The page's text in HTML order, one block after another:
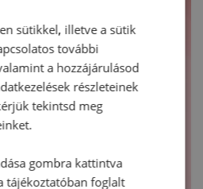
sütikkel, illetve a sütik
további
a hozzájárulásod
részleteinek
tekintsd meg
gombra kattintva
tájékoztatóban foglalt